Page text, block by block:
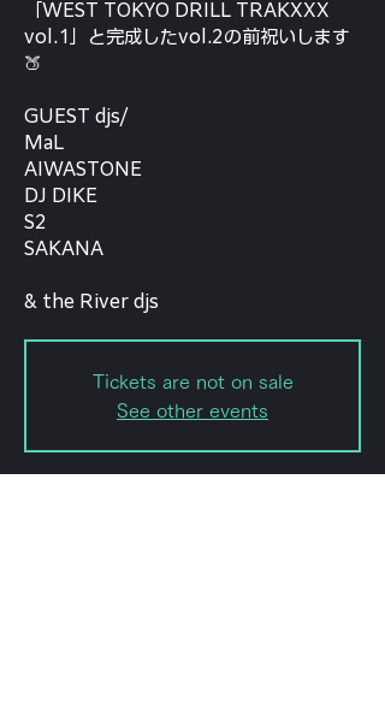
「WEST TOKYO DRILL TRAKXXX
vol.1」と完成したvol.2の前祝いします
🍑
GUEST djs/
MaL
AIWASTONE
DJ DIKE
S2
SAKANA
Tickets are not on sale
See other events